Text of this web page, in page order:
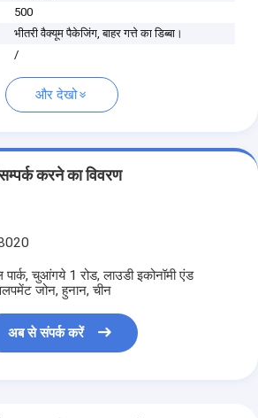
500
भीतरी वैक्यूम पैकेजिंग, बाहर गत्ते का डिब्बा।
/
और देखो
करने का विवरण
चुआंगये 1 रोड, लाउडी इकोनॉमी एंड
जोन, हुनान, चीन
अब से संपर्क करें